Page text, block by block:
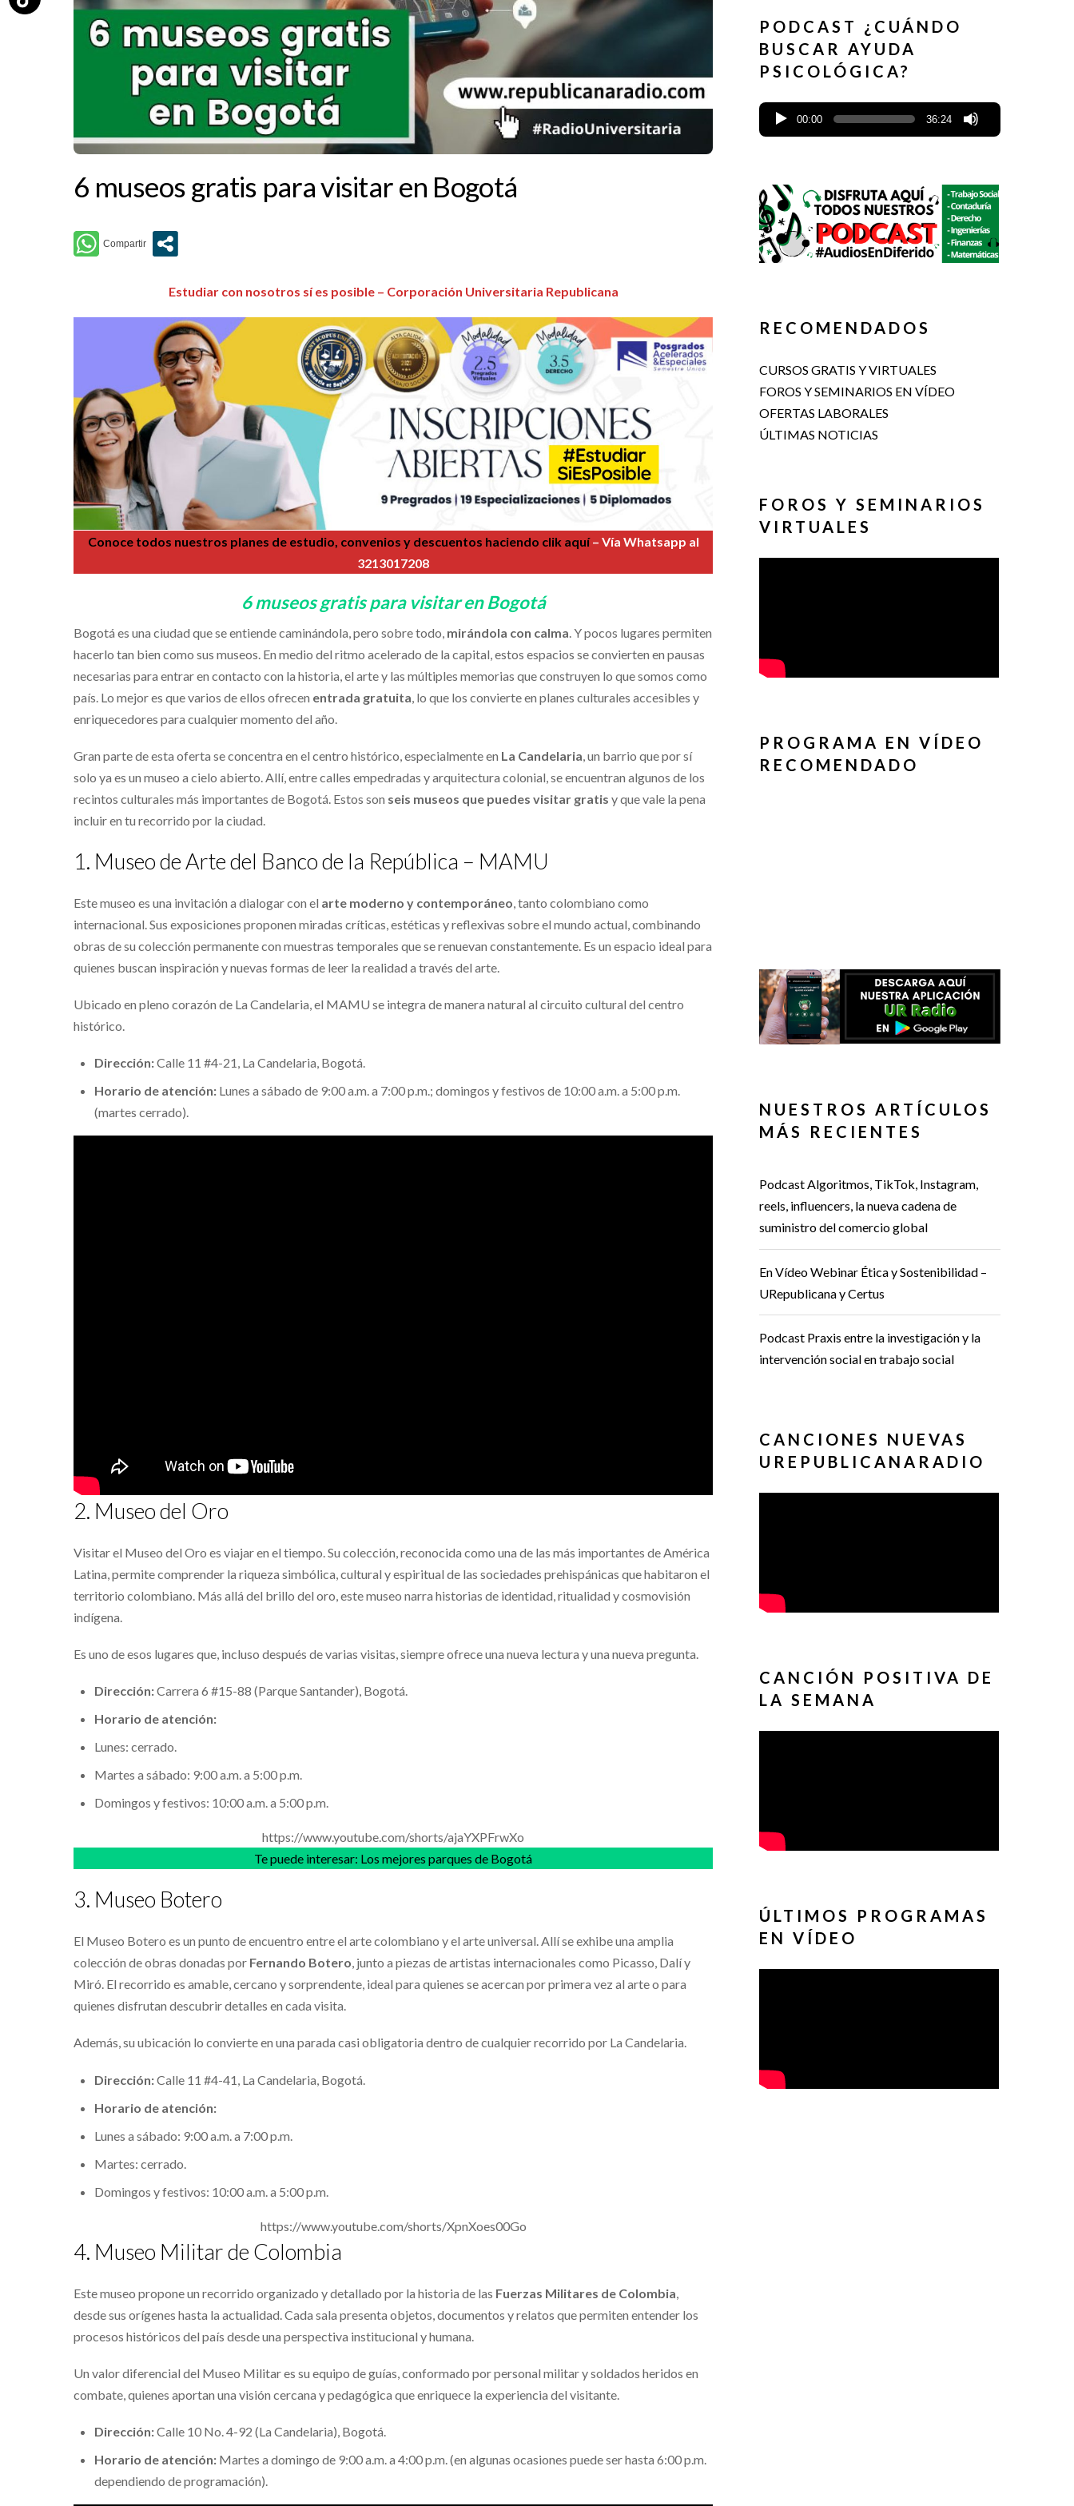
6 museos gratis para visitar en Bogotá
Estudiar con nosotros sí es posible – Corporación Universitaria Republicana
Conoce todos nuestros planes de estudio, convenios y descuentos haciendo clik aquí– Vía Whatsapp al
3213017208
6 museos gratis para visitar en Bogotá
Bogotá es una ciudad que se entiende caminándola, pero sobre todo, mirándola con calma . Y pocos lugares permiten
hacerlo tan bien como sus museos. En medio del ritmo acelerado de la capital, estos espacios se convierten en pausas
necesarias para entrar en contacto con la historia, el arte y las múltiples memorias que construyen lo que somos como
país. Lo mejor es que varios de ellos ofrecen entrada gratuita , lo que los convierte en planes culturales accesibles y
enriquecedores para cualquier momento del año.
Gran parte de esta oferta se concentra en el centro histórico, especialmente en La Candelaria , un barrio que por sí
solo ya es un museo a cielo abierto. Allí, entre calles empedradas y arquitectura colonial, se encuentran algunos de los
recintos culturales más importantes de Bogotá. Estos son seis museos que puedes visitar gratis y que vale la pena
incluir en tu recorrido por la ciudad.
1. Museo de Arte del Banco de la República – MAMU
Este museo es una invitación a dialogar con el arte moderno y contemporáneo, tanto colombiano como
internacional. Sus exposiciones proponen miradas críticas, estéticas y reflexivas sobre el mundo actual, combinando
obras de su colección permanente con muestras temporales que se renuevan constantemente. Es un espacio ideal para
quienes buscan inspiración y nuevas formas de leer la realidad a través del arte.
Ubicado en pleno corazón de La Candelaria, el MAMU se integra de manera natural al circuito cultural del centro
histórico.
Dirección:Calle 11 #4-21, La Candelaria, Bogotá.
Horario de atención:Lunes a sábado de 9:00 a.m. a 7:00 p.m.; domingos y festivos de 10:00 a.m. a 5:00 p.m.
(martes cerrado).
2. Museo del Oro
Visitar el Museo del Oro es viajar en el tiempo. Su colección, reconocida como una de las más importantes de América
Latina, permite comprender la riqueza simbólica, cultural y espiritual de las sociedades prehispánicas que habitaron el
territorio colombiano. Más allá del brillo del oro, este museo narra historias de identidad, ritualidad y cosmovisión
indígena.
Es uno de esos lugares que, incluso después de varias visitas, siempre ofrece una nueva lectura y una nueva pregunta.
Dirección:Carrera 6 #15-88 (Parque Santander), Bogotá.
Horario de atención:
Lunes: cerrado.
Martes a sábado: 9:00 a.m. a 5:00 p.m.
Domingos y festivos: 10:00 a.m. a 5:00 p.m.
https://www.youtube.com/shorts/ajaYXPFrwXo
Te puede interesar: Los mejores parques de Bogotá
3. Museo Botero
El Museo Botero es un punto de encuentro entre el arte colombiano y el arte universal. Allí se exhibe una amplia
colección de obras donadas por Fernando Botero, junto a piezas de artistas internacionales como Picasso, Dalí y
Miró. El recorrido es amable, cercano y sorprendente, ideal para quienes se acercan por primera vez al arte o para
quienes disfrutan descubrir detalles en cada visita.
Además, su ubicación lo convierte en una parada casi obligatoria dentro de cualquier recorrido por La Candelaria.
Dirección:Calle 11 #4-41, La Candelaria, Bogotá.
Horario de atención:
Lunes a sábado: 9:00 a.m. a 7:00 p.m.
Martes: cerrado.
Domingos y festivos: 10:00 a.m. a 5:00 p.m.
https://www.youtube.com/shorts/XpnXoes00Go
4. Museo Militar de Colombia
Este museo propone un recorrido organizado y detallado por la historia de las Fuerzas Militares de Colombia
desde sus orígenes hasta la actualidad. Cada sala presenta objetos, documentos y relatos que permiten entender los
procesos históricos del país desde una perspectiva institucional y humana.
Un valor diferencial del Museo Militar es su equipo de guías, conformado por personal militar y soldados heridos en
combate, quienes aportan una visión cercana y pedagógica que enriquece la experiencia del visitante.
Dirección:Calle 10 No. 4-92 (La Candelaria), Bogotá.
Horario de atención:Martes a domingo de 9:00 a.m. a 4:00 p.m. (en algunas ocasiones puede ser hasta 6:00 p.m.
dependiendo de programación).
PODCAST ¿CUÁNDO
BUSCAR AYUDA
PSICOLÓGICA?
00:00 36:24
RECOMENDADOS
CURSOS GRATIS Y VIRTUALES
FOROS Y SEMINARIOS EN VÍDEO
OFERTAS LABORALES
ÚLTIMAS NOTICIAS
FOROS Y SEMINARIOS
VIRTUALES
PROGRAMA EN VÍDEO
RECOMENDADO
NUESTROS ARTÍCULOS
MÁS RECIENTES
Podcast Algoritmos, TikTok, Instagram,
reels, influencers, la nueva cadena de
suministro del comercio global
En Vídeo Webinar Ética y Sostenibilidad –
URepublicana y Certus
Podcast Praxis entre la investigación y la
intervención social en trabajo social
CANCIONES NUEVAS
UREPUBLICANARADIO
CANCIÓN POSITIVA DE
LA SEMANA
ÚLTIMOS PROGRAMAS
EN VÍDEO